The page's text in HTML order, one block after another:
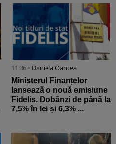
11:36 • Daniela Oancea
Ministerul Finanțelor
lansează o nouă emisiune
Fidelis. Dobânzi de până la
7,5% în lei și 6,3% ...